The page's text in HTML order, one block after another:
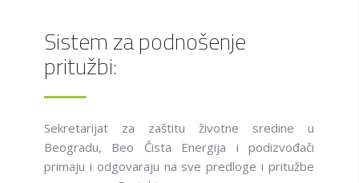
Sistem za podnošenje
pritužbi:
Sekretarijat za zaštitu životne sredine u
Beogradu, Beo Čista Energija i podizvođači
primaju i odgovaraju na sve predloge i pritužbe